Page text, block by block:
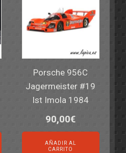
Porsche 956C
Jagermeister #19
Ist Imola 1984
90,00€
AÑADIR AL
CARRITO